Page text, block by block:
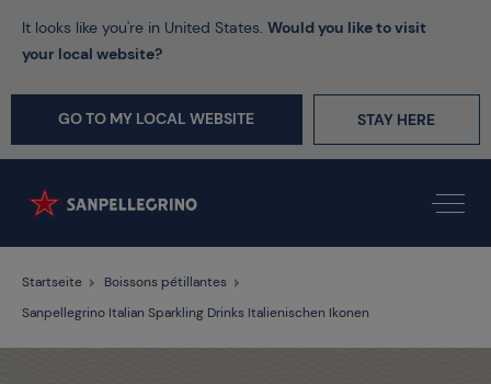
It looks like you're in United States. Would you like to visit
your local website?
GO TO MY LOCAL WEBSITE STAY HERE
Startseite
Boissons pétillantes
Sanpellegrino Italian Sparkling Drinks Italienischen Ikonen